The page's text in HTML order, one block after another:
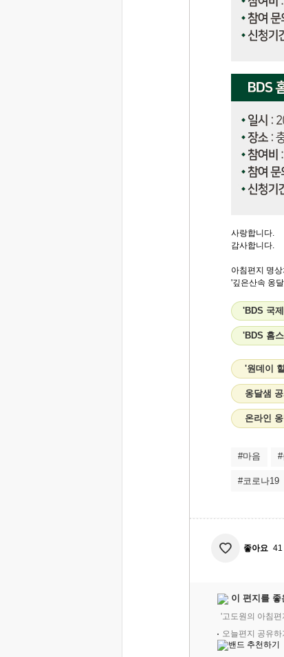
사랑합니다.
감사합니다.
아침편지 명
'깊은산속 옹
'BDS 국
'BDS 홈
'원데이
옹달샘
온라인
#마음
#코로나19
좋아요 41
이 편지를 좋
'고도원의 아침편
오늘편지 공유하